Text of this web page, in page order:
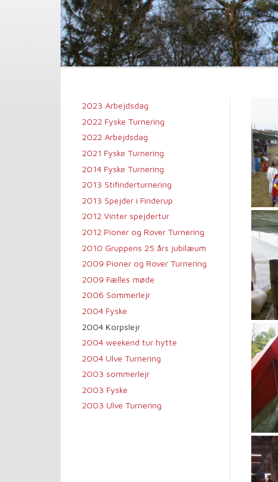
2023 Arbejdsdag
2022 Fyske Turnering
2022 Arbejdsdag
2021 Fyske Turnering
2014 Fyske Turnering
2013 Stifinderturnering
2013 Spejder i Finderup
2012 Vinter spejdertur
2012 Pioner og Rover Turnering
2010 Gruppens 25 års jubilæum
2009 Pioner og Rover Turnering
2009 Fælles møde
2006 Sommerlejr
2004 Fyske
2004 Korpslejr
2004 weekend tur hytte
2004 Ulve Turnering
2003 sommerlejr
2003 Fyske
2003 Ulve Turnering